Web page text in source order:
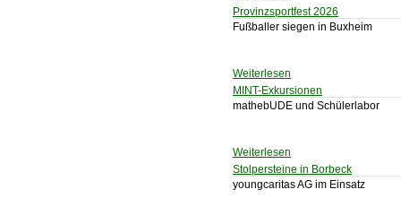
Provinzsportfest 2026
Fußballer siegen in Buxheim
Weiterlesen
MINT-Exkursionen
mathebUDE und Schülerlabor
Weiterlesen
Stolpersteine in Borbeck
youngcaritas AG im Einsatz